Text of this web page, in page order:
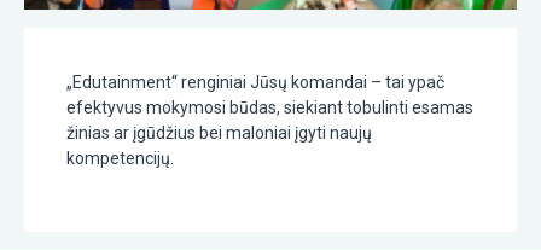
„Edutainment“ renginiai Jūsų komandai – tai ypač
efektyvus mokymosi būdas, siekiant tobulinti esamas
žinias ar įgūdžius bei maloniai įgyti naujų
kompetencijų.